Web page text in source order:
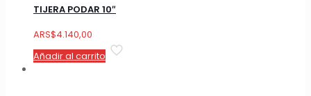
TIJERA PODAR 10″
ARS$4.140,00
Añadir al carrito